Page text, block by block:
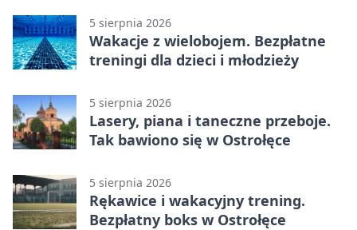
5 sierpnia 2026
Wakacje z wielobojem. Bezpłatne
treningi dla dzieci i młodzieży
5 sierpnia 2026
Lasery, piana i taneczne przeboje.
Tak bawiono się w Ostrołęce
5 sierpnia 2026
Rękawice i wakacyjny trening.
Bezpłatny boks w Ostrołęce